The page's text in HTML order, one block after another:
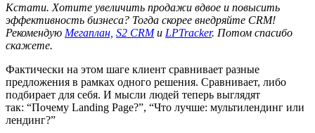
Кстати. Хотите увеличить продажи вдвое и повысить
эффективность бизнеса? Тогда скорее внедряйте CRM!
Рекомендую Мегаплан, S2 CRMи LPTracker. Потом спасибо
скажете.
Фактически на этом шаге клиент сравнивает разные
предложения в рамках одного решения. Сравнивает, либо
подбирает для себя. И мысли людей теперь выглядят
так: “Почему Landing Page?”, “Что лучше: мультилендинг или
лендинг?”